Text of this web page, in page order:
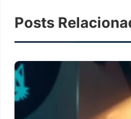
Posts